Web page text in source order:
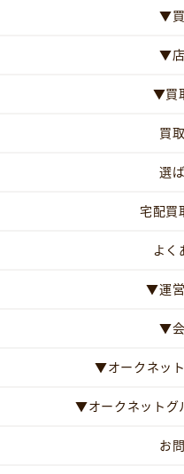
▼
▼
▼買
買
選
宅配買
よく
▼運
▼
▼オークネッ
▼オークネットグ
お